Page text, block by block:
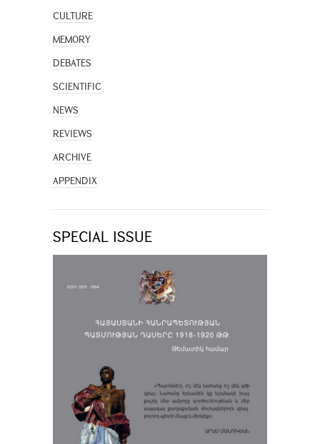
CULTURE
MEMORY
DEBATES
SCIENTIFIC
NEWS
REVIEWS
ARCHIVE
APPENDIX
SPECIAL ISSUE